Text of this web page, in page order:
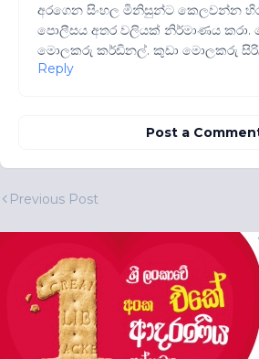
අරගෙන සිංහල මිනිසුන්ට කෙලවන්න
පොලීසය අතර වලියක් නිර්මාණය කරා.
මොලකරු කර්ඩිනල්. කුඩා මොලකරු
Reply
Post a
Previous Post